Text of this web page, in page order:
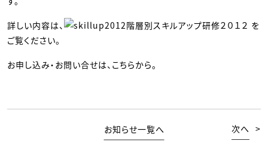
詳しい内容は、 階層別スキルアップ研修２０１２ を
ご覧ください。
お申し込み・お問い合せは、 こちらから。
次へ >
お知らせ一覧へ